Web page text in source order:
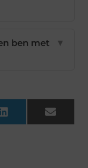
ben met
▼
LinkedIn Email